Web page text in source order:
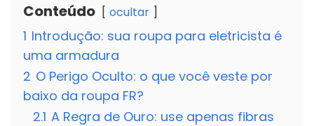
Conteúdo ocultar
1 Introdução: sua roupa para eletricista é
uma armadura
2 O Perigo Oculto: o que você veste por
baixo da roupa FR?
2.1 A Regra de Ouro: use apenas fibras